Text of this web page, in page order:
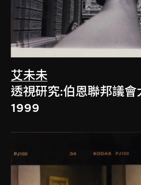
艾未未
透視研究:伯恩聯邦議會
1999